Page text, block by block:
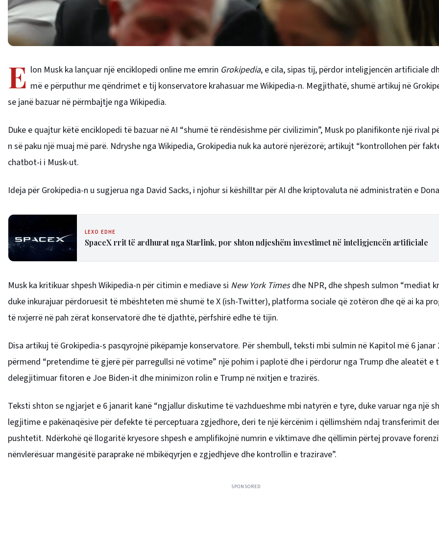
E lon Musk ka lançuar një enciklopedi online me emrin Grokipedia, e cila, sipas tij, përdor inteligjencën artificiale
më e përputhur me qëndrimet e tij konservatore krahasuar me Wikipedia-n. Megjithatë, shumë artikuj në
se janë bazuar në përmbajtje nga Wikipedia.
Duke e quajtur këtë enciklopedi të bazuar në AI “shumë të rëndësishme për civilizimin”, Musk po planifikonte një rival
n së paku një muaj më parë. Ndryshe nga Wikipedia, Grokipedia nuk ka autorë njerëzorë; artikujt “kontrollohen për
chatbot-i i Musk-ut.
Ideja për Grokipedia-n u sugjerua nga David Sacks, i njohur si këshilltar për AI dhe kriptovaluta në administratën e
LEXO EDHE
SpaceX rrit të ardhurat nga Starlink, por shton ndjeshëm investimet në inteligjencën artificiale
Musk ka kritikuar shpesh Wikipedia-n për citimin e mediave si New York Timesdhe NPR, dhe shpesh sulmon “mediat
duke inkurajuar përdoruesit të mbështeten më shumë te X (ish-Twitter), platforma sociale që zotëron dhe që ai ka
të nxjerrë në pah zërat konservatorë dhe të djathtë, përfshirë edhe të tijin.
Disa artikuj të Grokipedia-s pasqyrojnë pikëpamje konservatore. Për shembull, teksti mbi sulmin në Kapitol më 6 janar
përmend “pretendime të gjerë për parregullsi në votime” një pohim i paplotë dhe i përdorur nga Trump dhe aleatët e
delegjitimuar fitoren e Joe Biden-it dhe minimizon rolin e Trump në nxitjen e trazirës.
Teksti shton se ngjarjet e 6 janarit kanë “ngjallur diskutime të vazhdueshme mbi natyrën e tyre, duke varuar nga një
legjitime e pakënaqësive për defekte të perceptuara zgjedhore, deri te një kërcënim i qëllimshëm ndaj transferimit
pushtetit. Ndërkohë që llogaritë kryesore shpesh e amplifikojnë numrin e viktimave dhe qëllimin përtej provave
nënvlerësuar mangësitë paraprake në mbikëqyrjen e zgjedhjeve dhe kontrollin e trazirave”.
SPONSORED